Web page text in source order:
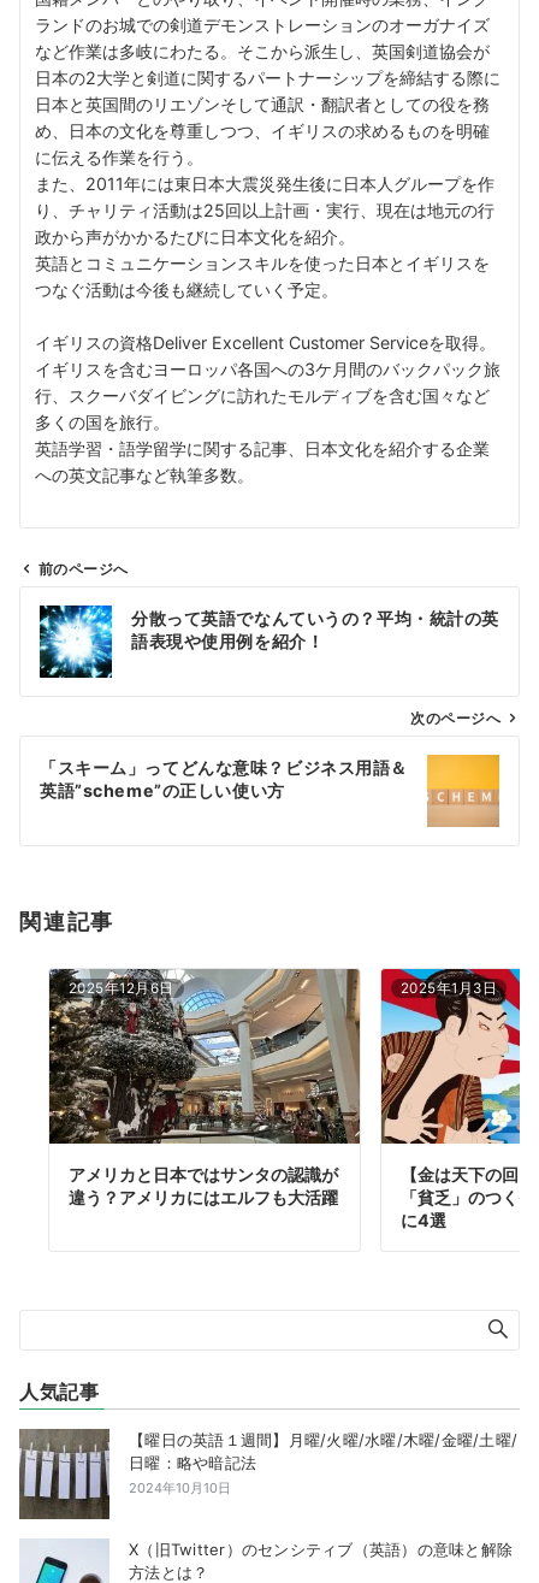
ランドのお城での剣道デモンストレーションのオーガナイズ
など作業は多岐にわたる。そこから派生し、英国剣道協会が
日本の2大学と剣道に関するパートナーシップを締結する際に
日本と英国間のリエゾンそして通訳・翻訳者としての役を務
め、日本の文化を尊重しつつ、イギリスの求めるものを明確
に伝える作業を行う。
また、2011年には東日本大震災発生後に日本人グループを作
り、チャリティ活動は25回以上計画・実行、現在は地元の行
政から声がかかるたびに日本文化を紹介。
英語とコミュニケーションスキルを使った日本とイギリスを
つなぐ活動は今後も継続していく予定。
イギリスの資格Deliver Excellent Customer Serviceを取得。
イギリスを含むヨーロッパ各国への3ケ月間のバックパック旅
行、スクーバダイビングに訪れたモルディブを含む国々など
多くの国を旅行。
英語学習・語学留学に関する記事、日本文化を紹介する企業
への英文記事など執筆多数。
ン
前のページへ
分散って英語でなんていうの？平均・統計の英
語表現や使用例を紹介！
次のページへ
「スキーム」ってどんな意味？ビジネス用語＆
英語”scheme”の正しい使い方
関連記事
2025年12月6日
アメリカと日本ではサンタの認識が
違う？アメリカにはエルフも大活躍
2025年1月3日
【金は天下の回
「貧乏」のつく
に4選
人気記事
【曜日の英語１週間】月曜/火曜/水曜/木曜/金曜/土曜/
日曜：略や暗記法
2024年10月10日
X（旧Twitter）のセンシティブ（英語）の意味と解除
方法とは？